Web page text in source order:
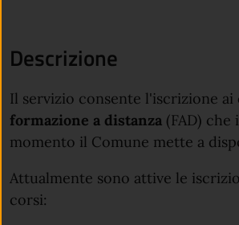
Descrizione
Il servizio consente l'iscrizione ai
formazione a distanza (FAD) che
momento il Comune mette a
Attualmente sono attive le
corsi: